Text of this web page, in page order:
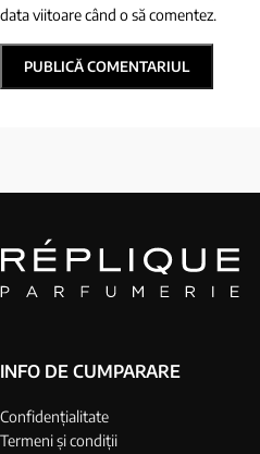
data viitoare când o să comentez.
INFO DE CUMPARARE
Confidențialitate
Termeni și condiții